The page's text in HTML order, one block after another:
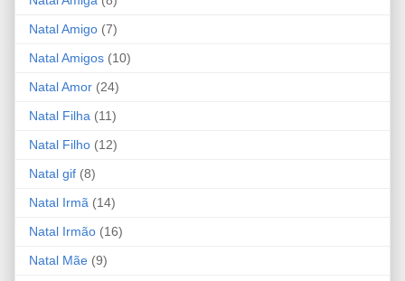
Natal Amigo (7)
Natal Amigos (10)
Natal Amor (24)
Natal Filha (11)
Natal Filho (12)
Natal gif (8)
Natal Irmã (14)
Natal Irmão (16)
Natal Mãe (9)